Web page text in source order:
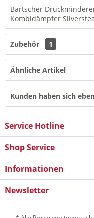
Bartscher
Kombidämpfer
Zubehör 1
Ähnliche Artikel
Kunden haben sich
Service Hotline
Shop Service
Informationen
Newsletter